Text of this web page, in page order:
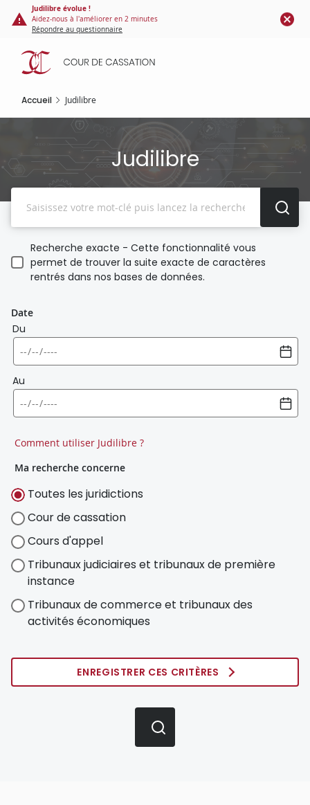
Panneau de gestion des cookies
contenu
principal
Judilibre évolue !
Aidez-nous à l'améliorer en 2 minutes
Répondre au questionnaire
Accueil Judilibre
Judilibre
Recherche exacte - Cette fonctionnalité vous
permet de trouver la suite exacte de caractères
rentrés dans nos bases de données.
Date
Du
Au
Comment utiliser Judilibre ?
Ma recherche concerne
Toutes les juridictions
Cour de cassation
Cours d'appel
Tribunaux judiciaires et tribunaux de première
instance
Tribunaux de commerce et tribunaux des
activités économiques
ENREGISTRER CES CRITÈRES